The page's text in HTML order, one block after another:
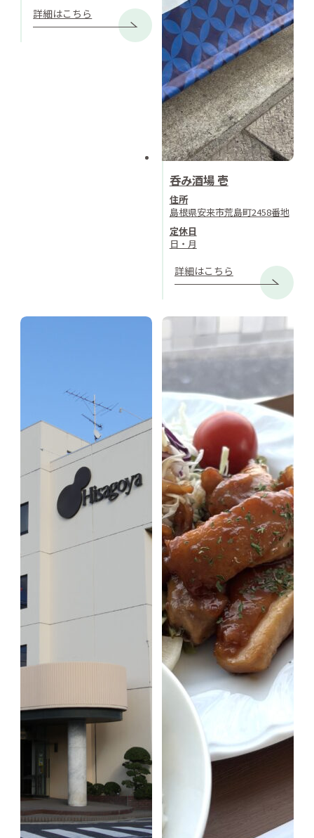
詳細はこちら
呑み酒場 壱
住所
島根県安来市荒島町2458番地
定休日
日・月
詳細はこちら